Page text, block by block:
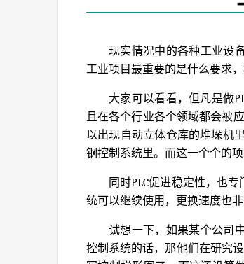
现实情况中的各种工业设
工业项目最重要的是什么要求
大家可以看看，但凡是做
且在各个行业各个领域都会被
以出现自动立体仓库的堆垛机
钢控制系统里。而这一个个的
同时PLC促进稳定性，也
统可以继续使用，更换速度也非
试想一下，如果某个公司
控制系统的话，那他们在研究